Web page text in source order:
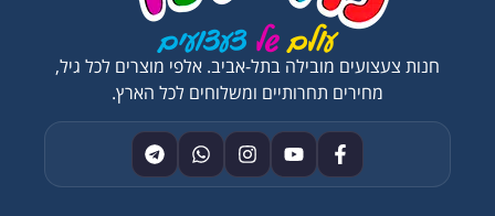
חנות צעצועים מובילה בתל-אביב. אלפי מוצרים לכל גיל,
מחירים תחרותיים ומשלוחים לכל הארץ.